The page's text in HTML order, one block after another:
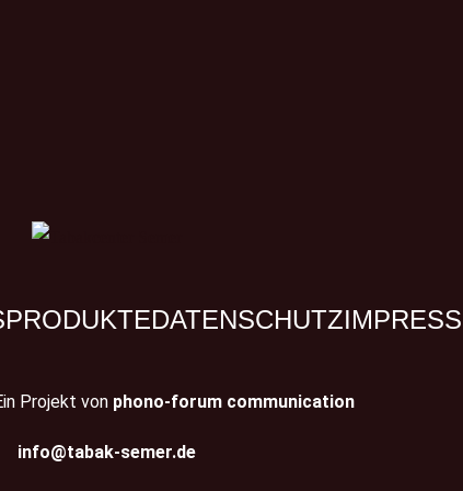
PRODUKTEDATENSCHUTZ
Projekt von phono-forum communication
info@tabak-semer.de